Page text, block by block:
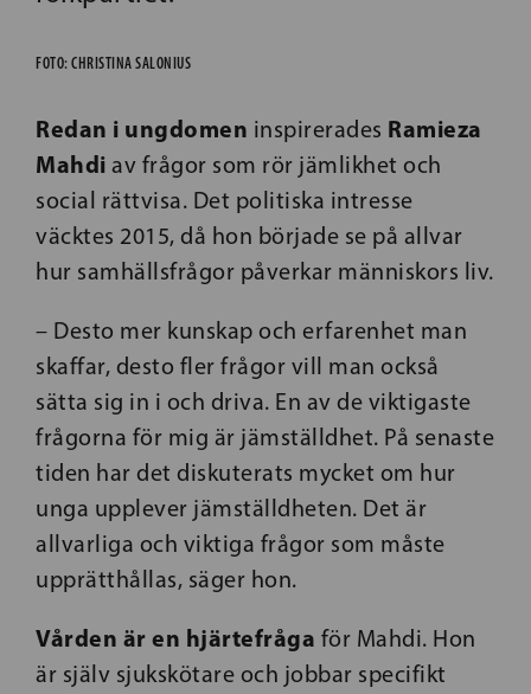
FOTO: CHRISTINA SALONIUS
Redan i ungdomen inspirerades Ramieza
Mahdi av frågor som rör jämlikhet och
social rättvisa. Det politiska intresse
väcktes 2015, då hon började se på allvar
hur samhällsfrågor påverkar människors liv.
– Desto mer kunskap och erfarenhet man
skaffar, desto fler frågor vill man också
sätta sig in i och driva. En av de viktigaste
frågorna för mig är jämställdhet. På senaste
tiden har det diskuterats mycket om hur
unga upplever jämställdheten. Det är
allvarliga och viktiga frågor som måste
upprätthållas, säger hon.
Vården är en hjärtefråga för Mahdi. Hon
är själv sjukskötare och jobbar specifikt